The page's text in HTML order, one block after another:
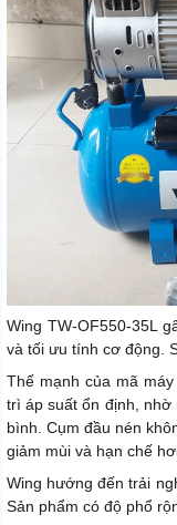
Wing TW-OF550-35L
và tối ưu tính cơ động.
Thế mạnh của mã
trì áp suất ổn định,
bình. Cụm đầu nén
giảm mùi và hạn chế
Wing hướng đến trải
Sản phẩm có độ phổ